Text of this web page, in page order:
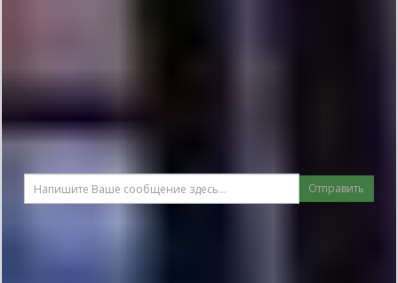
Отправить